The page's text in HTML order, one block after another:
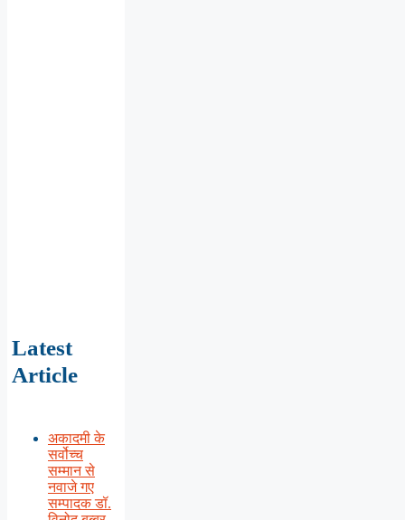
Latest
Article
अकादमी के
सर्वोच्च
सम्मान से
नवाजे गए
सम्पादक डॉ.